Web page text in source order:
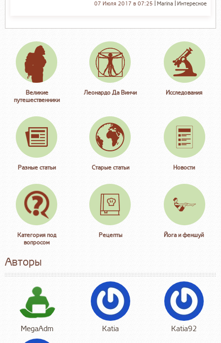
Интересное
Marina
07 Июля 2017 в 07:25
Великие
путешественники
Леонардо Да Винчи Исследования
Разные статьи Старые статьи Новости
Категория под
вопросом
Рецепты Йога и феншуй
Авторы
MegaAdm Katia Katia92